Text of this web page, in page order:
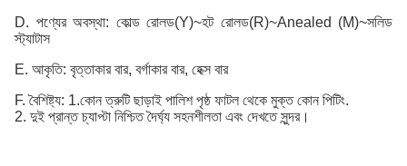
D. পণ্যের অবস্থা: কোল্ড রোলড(Y)~হট রোলড(R)~Anealed (M)~সলিড
স্ট্যাটাস
E. আকৃতি: বৃত্তাকার বার, বর্গাকার বার, হেক্স বার
F. বৈশিষ্ট্য: 1.কোন ত্রুটি ছাড়াই পালিশ পৃষ্ঠ ফাটল থেকে মুক্ত কোন পিটিং.
2. দুই প্রান্ত চ্যাপ্টা নিশ্চিত দৈর্ঘ্য সহনশীলতা এবং দেখতে সুন্দর।